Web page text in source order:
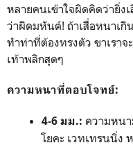
หลายคนเข้าใจผิดคิดว่ายิ่ง
ว่าผิดมหันต์! ถ้าเสื่อหนาเกิ
ทำท่าที่ต้องทรงตัว ขาเราจ
เท้าพลิกสุดๆ
ความหนาที่ตอบโจทย์:
4-6 มม.: ความหนา
โยคะ เวทเทรนนิ่ง